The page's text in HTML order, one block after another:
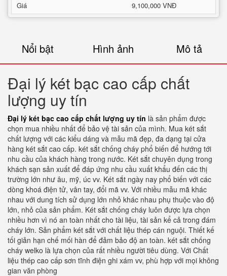
Giá
9,100,000 VNĐ
Nổi bật Hình ảnh Mô tả
Đại lý két bạc cao cấp chất
lượng uy tín
Đại lý két bạc cao cấp chất lượng uy tín là sản phẩm được
chọn mua nhiều nhất để bảo vệ tài sản của mình. Mua két sắt
chất lượng với các kiểu dáng và mẫu mã đẹp, đa dạng tại cửa
hàng két sắt cao cấp. két sắt chống cháy phổ biến để hướng tới
nhu cầu của khách hàng trong nước. Két sắt chuyên dụng trong
khách sạn sản xuất để đáp ứng nhu cầu xuất khẩu đến các thị
trường lớn như âu, mỹ, úc vv. Két sắt ngày nay phổ biến với các
dòng khoá điện tử, vân tay, đổi mã vv. Với nhiều mẫu mã khác
nhau với dung tích sử dụng lớn nhỏ khác nhau phụ thuộc vào độ
lớn, nhỏ của sản phẩm. Két sắt chống cháy luôn được lựa chọn
nhiều hơn vì nó an toàn nhất cho tài liệu, tài sản kể cả trong đám
cháy lớn. Sản phẩm két sắt với chất liệu thép cán nguội. Thiết kế
tối giản hạn chế mối hàn để đảm bảo độ an toàn. két sắt chống
cháy welko là lựa chọn của rất nhiều người tiêu dùng. Với Chất
liệu thép cao cấp sơn tĩnh điện ghi xám vv, phù hợp với mọi không
gian văn phòng